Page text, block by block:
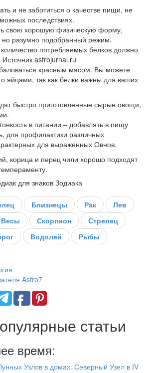
и не заботиться о качестве пищи, не
последствиях.
свою хорошую физическую форму,
но разумно подобранный режим.
потребляемых белков должно
astrojurnal.ru
красным мясом. Вы можете
яйцами, так как белки важны для ваших
быстро приготовленные сырые овощи,
в питании – добавлять в пищу
для профилактики различных
для выраженных Овнов.
корица и перец чили хорошо подходят
для знаков Зодиака
Близнецы Рак
Лев
Весы Скорпион
Стрелец
Водолей Рыбы
Astro7
статьи
время:
Узлов в домах. Северный Узел в IV